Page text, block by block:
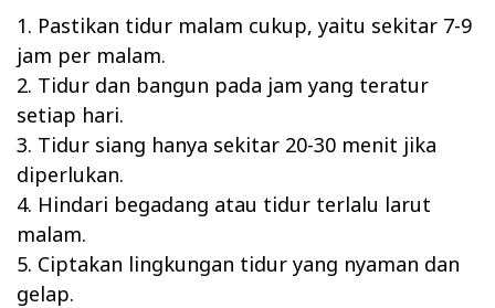
1. Pastikan tidur malam cukup, yaitu sekitar 7-9
jam per malam.
2. Tidur dan bangun pada jam yang teratur
setiap hari.
3. Tidur siang hanya sekitar 20-30 menit jika
diperlukan.
4. Hindari begadang atau tidur terlalu larut
malam.
5. Ciptakan lingkungan tidur yang nyaman dan
gelap.